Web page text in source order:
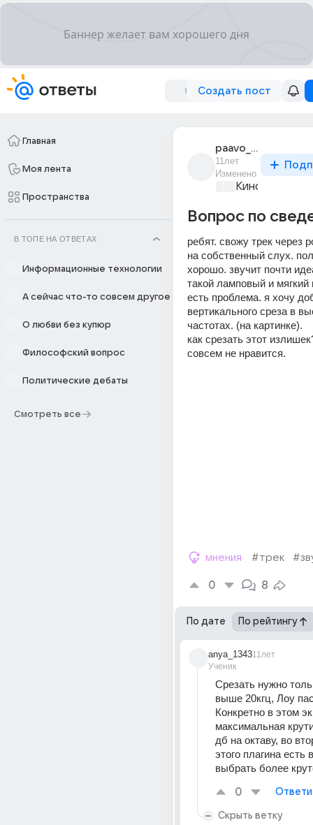
Создать пост
Главная
Моя лента
Пространства
В ТОПЕ НА ОТВЕТАХ
Информационные технологии
А сейчас что-то совсем другое
О любви без купюр
Философский вопрос
Политические дебаты
Смотреть все
paavo_siljamaki
11лет
Изменено
Киномания
Вопрос по
ребят. свожу трек через
на собственный слух.
хорошо. звучит почти
такой ламповый и мягкий
есть проблема. я хочу
вертикального среза в
частотах. (на картинке).
как срезать этот
совсем не нравится.
мнения #трек
0 8
По дате По рейтингу
anya_1343
Ученик
11лет
Срезать нужно
выше 20кгц, Лоу
Конкретно в этом
максимальная
дб на октаву, во
этого плагина есть
выбрать более
0
Скрыть ветку